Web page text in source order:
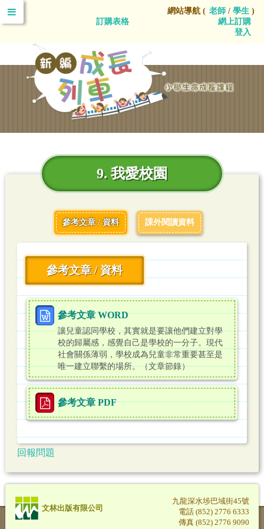
網站導航 ( 老師 / 學生 )
訂購表格
網上訂購
登入
9. 我愛校園
參考文章 / 資料 課外閱讀資料
參考文章 / 資料
參考文章 WORD
讓兒童認同學校，其實就是要讓他們建立對學
校的歸屬感，感覺自己是學校的一分子。現代
社會關係薄弱，學校成為兒童非常重要甚至是
唯一建立聯繫的場所。（文章節錄）
參考文章 PDF
回報問題
文林出版有限公司
九龍深水埗巴域街45號
電話 (852) 2776 6333
傳真 (852) 2776 9090